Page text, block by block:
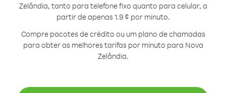
Zelândia, tanto para telefone fixo quanto para celular, a
partir de apenas 1.9 ¢ por minuto.
Compre pacotes de crédito ou um plano de chamadas
para obter as melhores tarifas por minuto para Nova
Zelândia.